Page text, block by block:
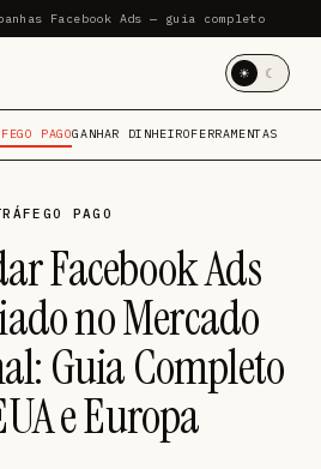
Facebook Ads — guia completo
☀ ☾
PAGOGANHAR DINHEIROFERRAMENTAS
PAGO
Facebook Ads
no Mercado
Guia Completo
e Europa